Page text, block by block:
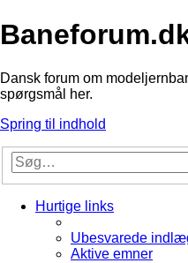
Dansk forum om
spørgsmål her.
Spring til indhold
Hurtige links
Ubesvarede
Aktive emner